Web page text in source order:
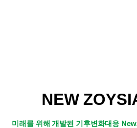
NEW
미래를 위해 개발된 기후변화대응